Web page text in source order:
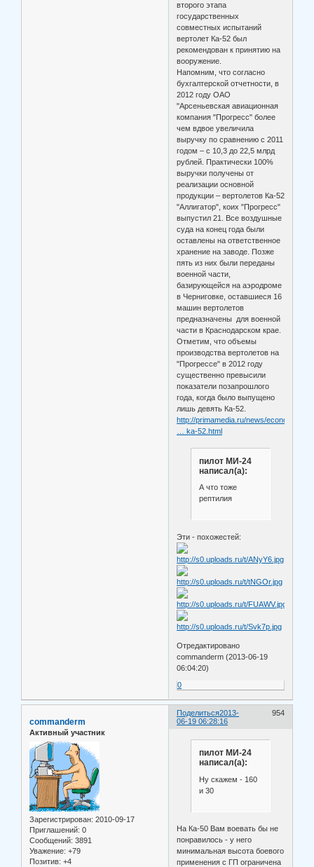
второго этапа
государственных
совместных испытаний
вертолет Ка-52 был
рекомендован к принятию на
вооружение.
Напомним, что согласно
бухгалтерской отчетности, в
2012 году ОАО
"Арсеньевская авиационная
компания "Прогресс" более
чем вдвое увеличила
выручку по сравнению с 2011
годом – с 10,3 до 22,5 млрд
рублей. Практически 100%
выручки получены от
реализации основной
продукции – вертолетов Ка-52
"Аллигатор", коих "Прогресс"
выпустил 21. Все воздушные
суда на конец года были
оставлены на ответственное
хранение на заводе. Позже
пять из них были переданы
военной части,
базирующейся на аэродроме
в Черниговке, оставшиеся 16
машин вертолетов
предназначены для военной
части в Краснодарском крае.
Отметим, что объемы
производства вертолетов на
"Прогрессе" в 2012 году
существенно превысили
показатели позапрошлого
года, когда было выпущено
лишь девять Ка-52.
http://primamedia.ru/news/economics/
… ka-52.html
пилот МИ-24
написал(а):
А что тоже
рептилия
Эти - похожестей:
Отредактировано
commanderm (2013-06-19
06:04:20)
0
Поделиться 954
2013-
06-19 06:28:16
commanderm
Активный участник
Зарегистрирован: 2010-09-17
Приглашений: 0
Сообщений: 3891
Уважение: +79
Позитив: +4
пилот МИ-24
написал(а):
Ну скажем - 160
и 30
На Ка-50 Вам воевать бы не
понравилось - у него
минимальная высота боевого
применения с ГП ограничена